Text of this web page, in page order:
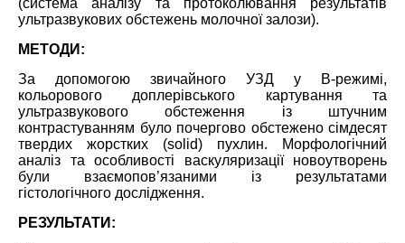
ультразвукових обстежень молочної залози).
МЕТОДИ:
За допомогою звичайного УЗД у В-режимі,
кольорового доплерівського картування та
ультразвукового обстеження із штучним
контрастуванням було почергово обстежено сімдесят
твердих жорстких (solid) пухлин. Морфологічний
аналіз та особливості васкуляризації новоутворень
були взаємопов’язаними із результатами
гістологічного дослідження.
РЕЗУЛЬТАТИ: